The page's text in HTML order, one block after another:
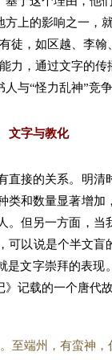
上的影响之一，
徒，如区越、李
力，通过文字的
与“怪力乱神”竞争
文字与教化
接的关系。明
和数量显著增
但另一方面，当
可以说是个半文
是文字崇拜的表
记载的一个唐代
至端州，有蛮神